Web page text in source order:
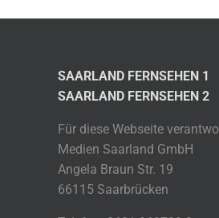
SAARLAND FERNSEHEN 1
SAARLAND FERNSEHEN 2
Für diese Webseite
Medien Saarland GmbH
Angela Braun Str. 19
66115 Saarbrücken